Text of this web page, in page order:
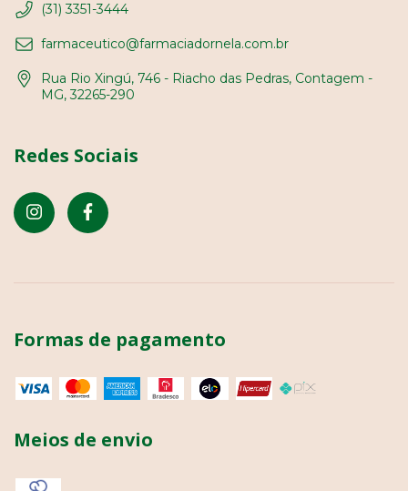
(31) 3351-3444
farmaceutico@farmaciadornela.com.br
Rua Rio Xingú, 746 - Riacho das Pedras, Contagem -
MG, 32265-290
Redes Sociais
Formas de pagamento
Meios de envio